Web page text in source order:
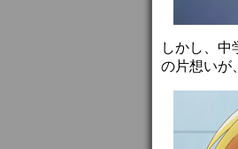
しかし、
の片想い